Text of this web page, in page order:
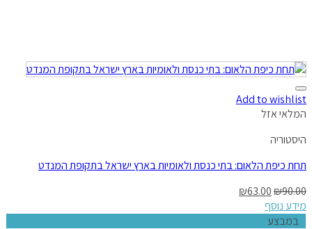
Add to wishlist
המלאי אזל
היסטוריה
תחת כיפת הלאום: בתי כנסת ולאומיות בארץ ישראל בתקופת המנדט
₪90.00
₪63.00
מידע נוסף
במבצע